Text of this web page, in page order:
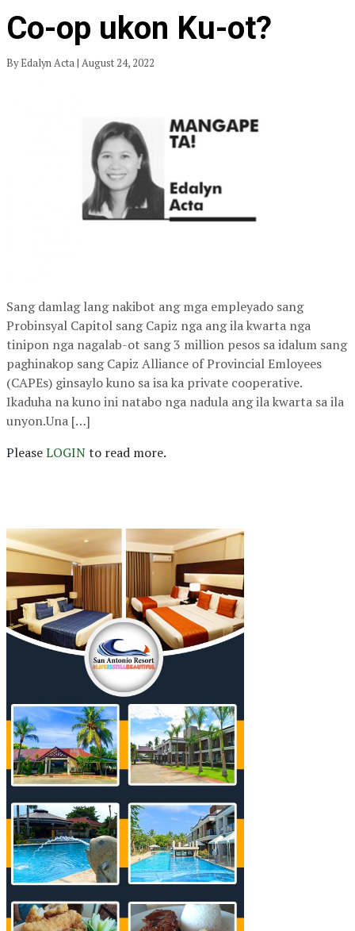
Co-op ukon Ku-ot?
By Edalyn Acta | August 24, 2022
Sang damlag lang nakibot ang mga empleyado sang
Probinsyal Capitol sang Capiz nga ang ila kwarta nga
tinipon nga nagalab-ot sang 3 million pesos sa idalum sang
paghinakop sang Capiz Alliance of Provincial Emloyees
(CAPEs) ginsaylo kuno sa isa ka private cooperative.
Ikaduha na kuno ini natabo nga nadula ang ila kwarta sa ila
unyon.Una […]
PleaseLOGINto read more.